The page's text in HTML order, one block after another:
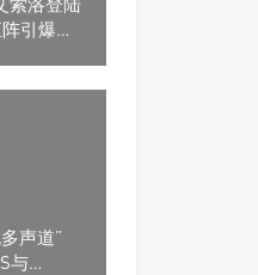
引爆关
声道”
与